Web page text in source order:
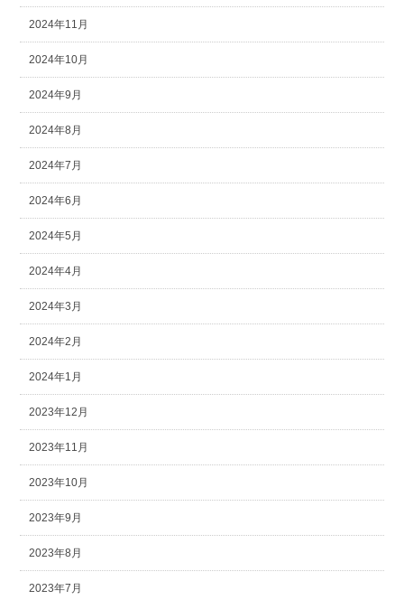
2024年11月
2024年10月
2024年9月
2024年8月
2024年7月
2024年6月
2024年5月
2024年4月
2024年3月
2024年2月
2024年1月
2023年12月
2023年11月
2023年10月
2023年9月
2023年8月
2023年7月